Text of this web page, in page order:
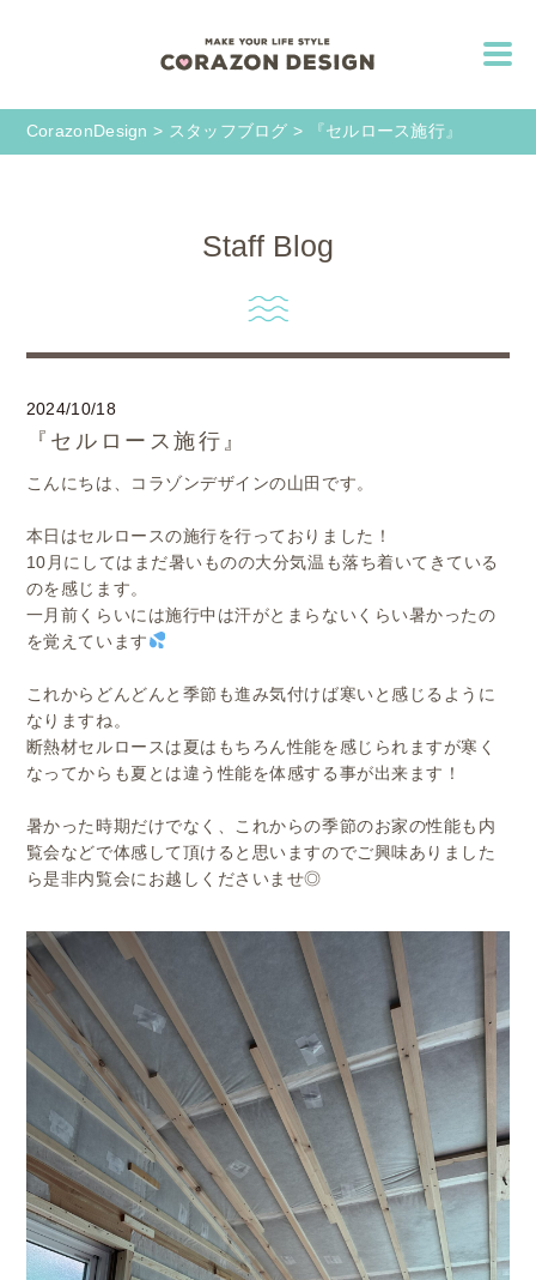
CorazonDesign > スタッフブログ > 『セルロース施行』
Staff Blog
2024/10/18
『セルロース施行』
こんにちは、コラゾンデザインの山田です。
本日はセルロースの施行を行っておりました！
10月にしてはまだ暑いものの大分気温も落ち着いてきている
のを感じます。
一月前くらいには施行中は汗がとまらないくらい暑かったの
を覚えています
これからどんどんと季節も進み気付けば寒いと感じるように
なりますね。
断熱材セルロースは夏はもちろん性能を感じられますが寒く
なってからも夏とは違う性能を体感する事が出来ます！
暑かった時期だけでなく、これからの季節のお家の性能も内
覧会などで体感して頂けると思いますのでご興味ありました
ら是非内覧会にお越しくださいませ◎